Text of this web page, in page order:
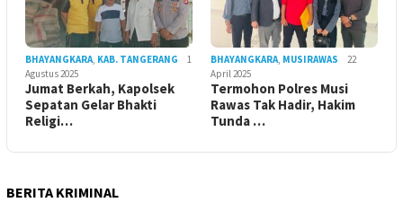
BHAYANGKARA, KAB. TANGERANG
1
Agustus 2025
Jumat Berkah, Kapolsek
Sepatan Gelar Bhakti
Religi…
BHAYANGKARA, MUSIRAWAS
22
April 2025
Termohon Polres Musi
Rawas Tak Hadir, Hakim
Tunda …
BERITA KRIMINAL